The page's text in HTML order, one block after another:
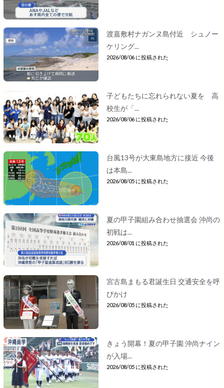
渡嘉敷村ナガンヌ島付近 シュノー
ケリング...
2026/08/06 に投稿された
子どもたちに忘れられない夏を 高
校生が「...
2026/08/06 に投稿された
台風13号が大東島地方に接近 今後
は本島...
2026/08/05 に投稿された
夏の甲子園組み合わせ抽選会 沖尚の
初戦は...
2026/08/01 に投稿された
宮古島まもる君誕生日 交通安全を呼
びかけ
2026/08/05 に投稿された
きょう開幕！夏の甲子園 沖尚ナイン
が入場...
2026/08/05 に投稿された